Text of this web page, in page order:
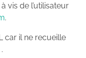
vis de l’utilisateur
.
car il ne recueille